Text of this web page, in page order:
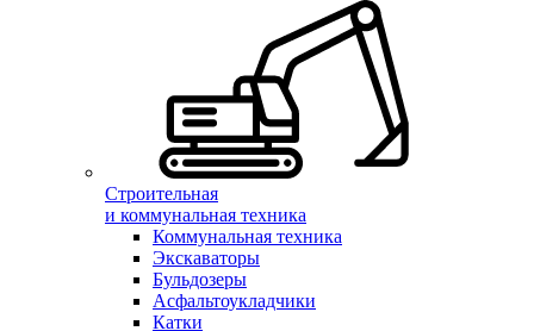
Строительная
и коммунальная техника
Коммунальная техника
Экскаваторы
Бульдозеры
Асфальтоукладчики
Катки